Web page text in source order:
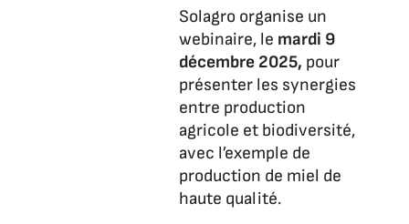
Solagro organise un
webinaire, le mardi 9
décembre 2025, pour
présenter les synergies
entre production
agricole et biodiversité,
avec l’exemple de
production de miel de
haute qualité.